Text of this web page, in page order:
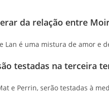
da relação entre
Lan é uma mistura de amor e
testadas na terceira
e Perrin, serão testadas à